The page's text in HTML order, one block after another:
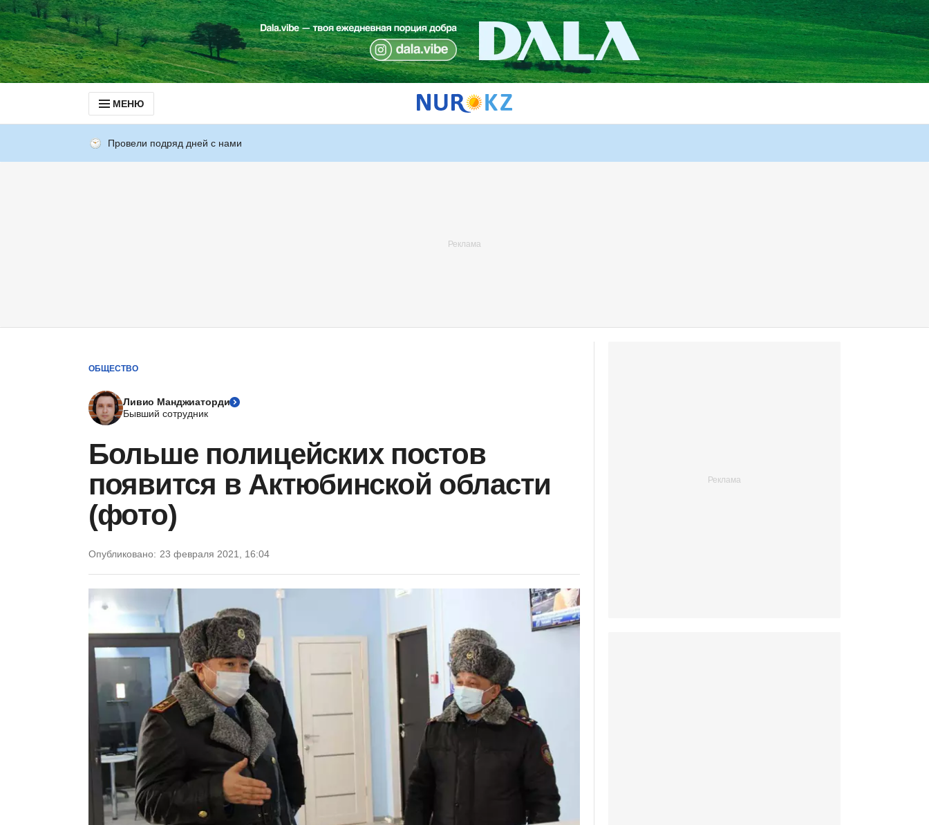
МЕНЮ
Провели подряд дней с нами
ОБЩЕСТВО
Ливио Манджиаторди
Бывший сотрудник
Больше полицейских постов
появится в Актюбинской области
(фото)
Опубликовано: 23 февраля 2021, 16:04